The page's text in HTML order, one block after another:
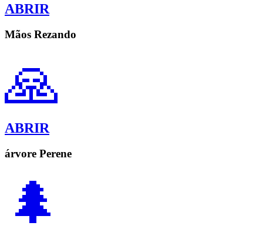
ABRIR
Mãos Rezando
🙏
ABRIR
árvore Perene
🌲